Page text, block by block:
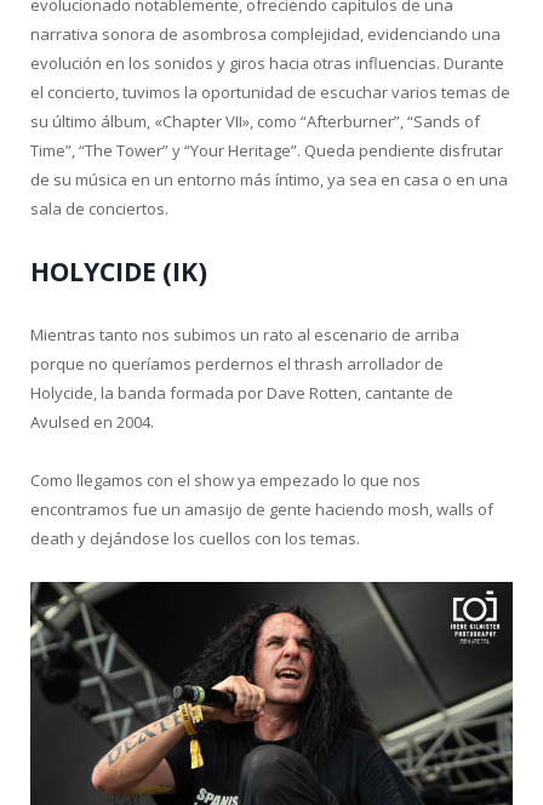
evolucionado notablemente, ofreciendo capítulos de una
narrativa sonora de asombrosa complejidad, evidenciando una
evolución en los sonidos y giros hacia otras influencias. Durante
el concierto, tuvimos la oportunidad de escuchar varios temas de
su último álbum, «Chapter VII», como “Afterburner”, “Sands of
Time”, “The Tower” y “Your Heritage”. Queda pendiente disfrutar
de su música en un entorno más íntimo, ya sea en casa o en una
sala de conciertos.
HOLYCIDE (IK)
Mientras tanto nos subimos un rato al escenario de arriba
porque no queríamos perdernos el thrash arrollador de
Holycide, la banda formada por Dave Rotten, cantante de
Avulsed en 2004.
Como llegamos con el show ya empezado lo que nos
encontramos fue un amasijo de gente haciendo mosh, walls of
death y dejándose los cuellos con los temas.